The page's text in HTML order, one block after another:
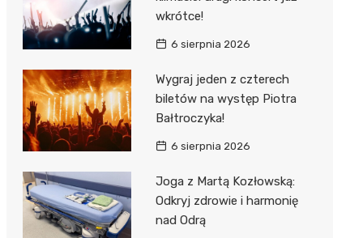
wkrótce!
6 sierpnia 2026
Wygraj jeden z czterech
biletów na występ Piotra
Bałtroczyka!
6 sierpnia 2026
Joga z Martą Kozłowską:
Odkryj zdrowie i harmonię
nad Odrą